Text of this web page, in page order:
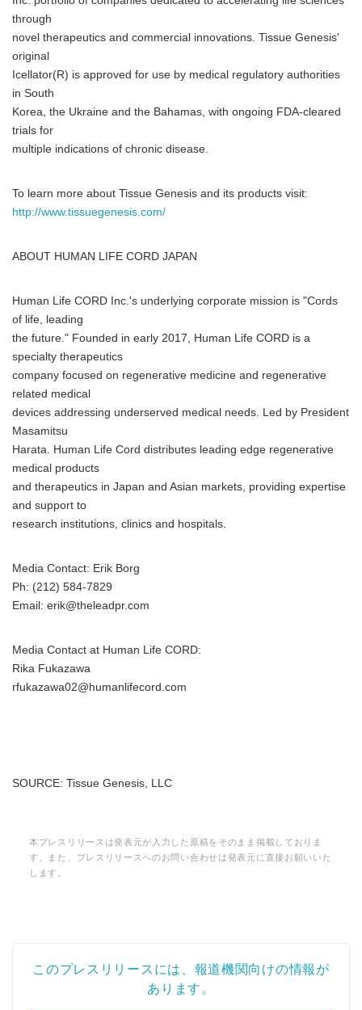
through
novel therapeutics and commercial innovations. Tissue Genesis'
original
Icellator(R) is approved for use by medical regulatory authorities
in South
Korea, the Ukraine and the Bahamas, with ongoing FDA-cleared
trials for
multiple indications of chronic disease.
To learn more about Tissue Genesis and its products visit:
http://www.tissuegenesis.com/
ABOUT HUMAN LIFE CORD JAPAN
Human Life CORD Inc.'s underlying corporate mission is "Cords
of life, leading
the future." Founded in early 2017, Human Life CORD is a
specialty therapeutics
company focused on regenerative medicine and regenerative
related medical
devices addressing underserved medical needs. Led by President
Masamitsu
Harata. Human Life Cord distributes leading edge regenerative
medical products
and therapeutics in Japan and Asian markets, providing expertise
and support to
research institutions, clinics and hospitals.
Media Contact: Erik Borg
Ph: (212) 584-7829
Email: erik@theleadpr.com
Media Contact at Human Life CORD:
Rika Fukazawa
rfukazawa02@humanlifecord.com
SOURCE: Tissue Genesis, LLC
本プレスリリースは発表元が入力した原稿をそのまま掲載しておりま
す。また、プレスリリースへのお問い合わせは発表元に直接お願いいた
します。
このプレスリリースには、報道機関向けの情報が
あります。